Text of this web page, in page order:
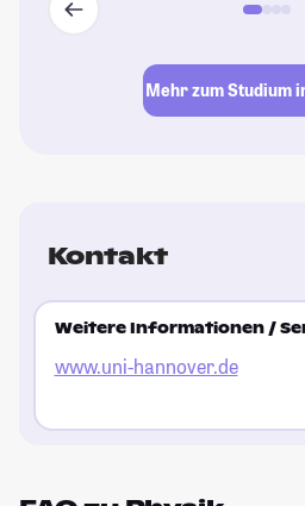
Mehr zum Studium
Kontakt
Weitere Informationen /
www.uni-hannover.de